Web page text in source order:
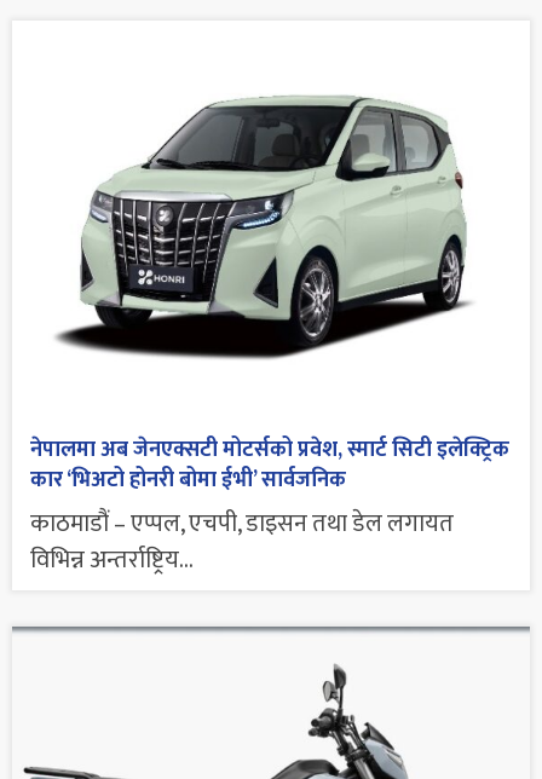
नेपालमा अब जेनएक्सटी मोटर्सको प्रवेश, स्मार्ट सिटी इलेक्ट्रिक
कार ‘भिअटो होनरी बोमा ईभी’ सार्वजनिक
काठमाडौं – एप्पल, एचपी, डाइसन तथा डेल लगायत
विभिन्न अन्तर्राष्ट्रिय...